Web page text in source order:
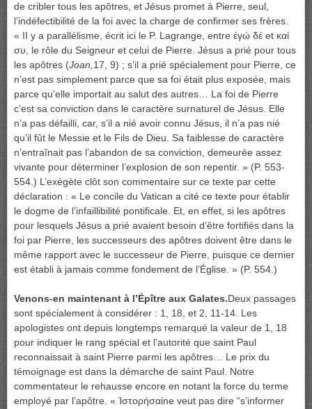
de cribler tous les apôtres, et Jésus promet à Pierre, seul,
l’indéfectibilité de la foi avec la charge de confirmer ses frères.
« II y a parallélisme, écrit ici le P. Lagrange, entre έγώ δέ et καί
συ, le rôle du Seigneur et celui de Pierre. Jésus a prié pour tous
les apôtres (Joan, 17, 9) ; s’il a prié spécialement pour Pierre, ce
n’est pas simplement parce que sa foi était plus exposée, mais
parce qu’elle importait au salut des autres… La foi de Pierre
c’est sa conviction dans le caractère surnaturel de Jésus. Elle
n’a pas défailli, car, s’il a nié avoir connu Jésus, il n’a pas nié
qu’il fût le Messie et le Fils de Dieu. Sa faiblesse de caractère
n’entraînait pas l’abandon de sa conviction, demeurée assez
vivante pour déterminer l’explosion de son repentir. » (P. 553-
554.) L’exégète clôt son commentaire sur ce texte par cette
déclaration : « Le concile du Vatican a cité ce texte pour établir
le dogme de l’infaillibilité pontificale. Et, en effet, si les apôtres
pour lesquels Jésus a prié avaient besoin d’être fortifiés dans la
foi par Pierre, les successeurs des apôtres doivent être dans le
même rapport avec le successeur de Pierre, puisque ce dernier
est établi à jamais comme fondement de l’Église. » (P. 554.)
Venons-en maintenant à l’Épître aux Galates.Deux passages
sont spécialement à considérer : 1, 18, et 2, 11-14. Les
apologistes ont depuis longtemps remarqué la valeur de 1, 18
pour indiquer le rang spécial et l’autorité que saint Paul
reconnaissait à saint Pierre parmi les apôtres… Le prix du
témoignage est dans la démarche de saint Paul. Notre
commentateur le rehausse encore en notant la force du terme
employé par l’apôtre. « Ίστορήσαίne veut pas dire “s’informer